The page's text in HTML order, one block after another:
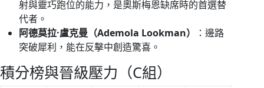
射與靈巧跑位的能力，是奧斯梅恩缺席時的首選替
代者。
阿德莫拉·盧克曼（Ademola Lookman）
：邊路
突破犀利，能在反擊中創造驚喜。
積分榜與晉級壓力（C組）